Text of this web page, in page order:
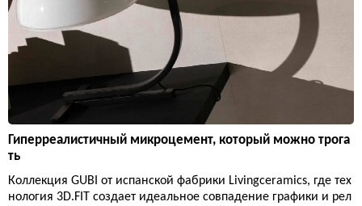
Гиперреалистичный микроцемент, который можно трога
ть
Коллекция GUBI от испанской фабрики Livingceramics, где тех
нология 3D.FIT создает идеальное совпадение графики и рел